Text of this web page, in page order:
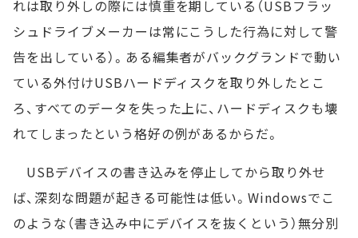
れは取り外しの際には慎重を期している（USBフラッ
シュドライブメーカーは常にこうした行為に対して警
告を出している）。ある編集者がバックグランドで動い
ている外付けUSBハードディスクを取り外したとこ
ろ、すべてのデータを失った上に、ハードディスクも壊
れてしまったという格好の例があるからだ。
USBデバイスの書き込みを停止してから取り外せ
ば、深刻な問題が起きる可能性は低い。Windowsでこ
のような（書き込み中にデバイスを抜くという）無分別